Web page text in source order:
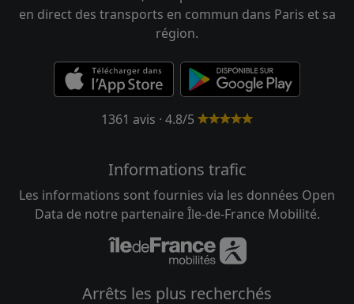
en direct des transports en commun dans Paris et sa
région.
1361 avis · 4.8/5
Informations trafic
Les informations sont fournies via les données Open
Data de notre partenaire Île-de-France Mobilité.
Arrêts les plus recherchés